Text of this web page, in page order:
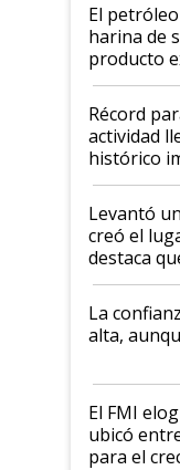
El
harina de
producto
el agro
diez
liderazgo
récord
Récord
actividad
histórico
cosecha y
Levantó
creó el
destaca
plata a un
Juan Félix
que de
de Milei
La
alta,
El FMI
ubicó
para el